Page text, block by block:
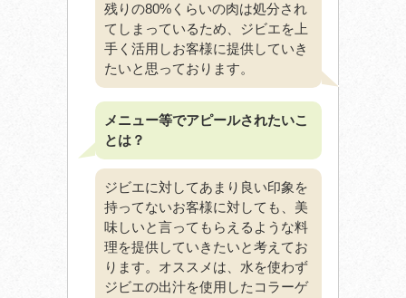
残りの80%くらいの肉は処分され
てしまっているため、ジビエを上
手く活用しお客様に提供していき
たいと思っております。
メニュー等でアピールされたいこ
とは？
ジビエに対してあまり良い印象を
持ってないお客様に対しても、美
味しいと言ってもらえるような料
理を提供していきたいと考えてお
ります。オススメは、水を使わず
ジビエの出汁を使用したコラーゲ